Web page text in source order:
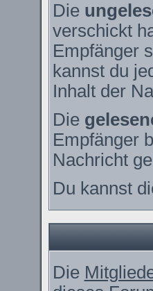
Die
verschickt
Empfänger
kannst du
Inhalt der
Die
Empfänger
Nachricht
Du kannst
Die